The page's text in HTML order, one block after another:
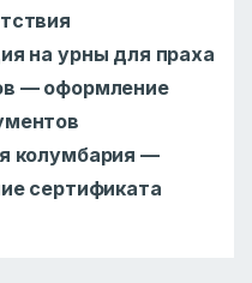
на урны для праха
— оформление
колумбария —
сертификата